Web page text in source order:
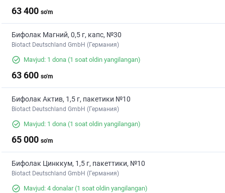
63 400 so'm
Бифолак Магний, 0,5 г, капс, №30
Biotact Deutschland GmbH (Германия)
Mavjud: 1 dona (1 soat oldin yangilangan)
63 600 so'm
Бифолак Актив, 1,5 г, пакетики №10
Biotact Deutschland GmbH (Германия)
Mavjud: 1 dona (1 soat oldin yangilangan)
65 000 so'm
Бифолак Цинккум, 1,5 г, пакеттики, №10
Biotact Deutschland GmbH (Германия)
Mavjud: 4 donalar(1 soat oldin yangilangan)